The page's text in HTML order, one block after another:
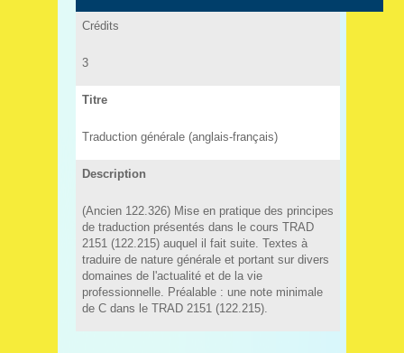
Crédits
3
Titre
Traduction générale (anglais-français)
Description
(Ancien 122.326) Mise en pratique des principes
de traduction présentés dans le cours TRAD
2151 (122.215) auquel il fait suite. Textes à
traduire de nature générale et portant sur divers
domaines de l'actualité et de la vie
professionnelle. Préalable : une note minimale
de C dans le TRAD 2151 (122.215).